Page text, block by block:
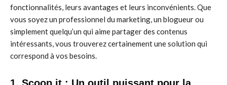
fonctionnalités, leurs avantages et leurs inconvénients. Que
vous soyez un professionnel du marketing, un blogueur ou
simplement quelqu’un qui aime partager des contenus
intéressants, vous trouverez certainement une solution qui
correspond à vos besoins.